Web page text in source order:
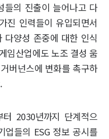
들의 진출이 늘어나고 다
진 인력들이 유입되면서
다양성 존중에 대한 인식
임산업에도 노조 결성 움
버넌스에 변화를 촉구하
2030년까지 단계적으
업들의 ESG 정보 공시를